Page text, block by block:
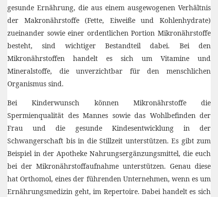
gesunde Ernährung, die aus einem ausgewogenen Verhältnis
der Makronährstoffe (Fette, Eiweiße und Kohlenhydrate)
zueinander sowie einer ordentlichen Portion Mikronährstoffe
besteht, sind wichtiger Bestandteil dabei. Bei den
Mikronährstoffen handelt es sich um Vitamine und
Mineralstoffe, die unverzichtbar für den menschlichen
Organismus sind.
Bei Kinderwunsch können Mikronährstoffe die
Spermienqualität des Mannes sowie das Wohlbefinden der
Frau und die gesunde Kindesentwicklung in der
Schwangerschaft bis in die Stillzeit unterstützen. Es gibt zum
Beispiel in der Apotheke Nahrungsergänzungsmittel, die euch
bei der Mikronährstoffaufnahme unterstützen. Genau diese
hat Orthomol, eines der führenden Unternehmen, wenn es um
Ernährungsmedizin geht, im Repertoire. Dabei handelt es sich